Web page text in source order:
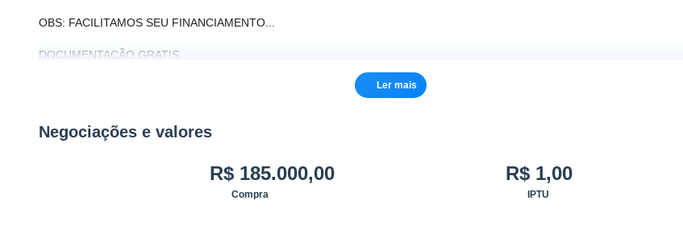
OBS: FACILITAMOS SEU FINANCIAMENTO...
DOCUMENTAÇÃO GRATIS...
-cozinha americana
Ler mais
Negociações e valores
R$ 185.000,00
Compra
R$ 1,00
IPTU